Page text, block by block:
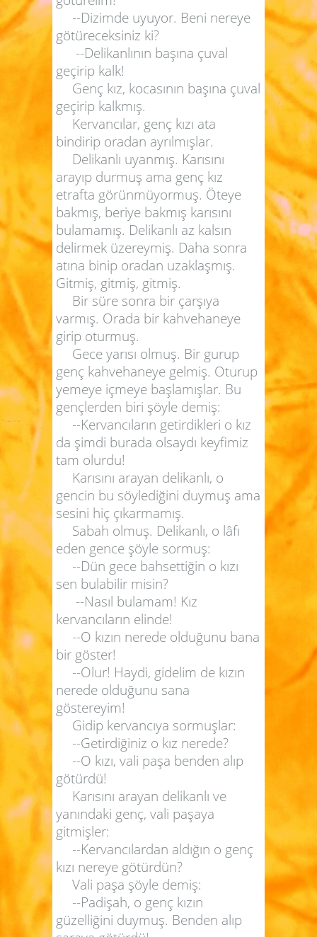
--Dizimde uyuyor. Beni nereye
götüreceksiniz ki?
--Delikanlının başına çuval
geçirip kalk!
Genç kız, kocasının başına çuval
geçirip kalkmış.
Kervancılar, genç kızı ata
bindirip oradan ayrılmışlar.
Delikanlı uyanmış. Karısını
arayıp durmuş ama genç kız
etrafta görünmüyormuş. Öteye
bakmış, beriye bakmış karısını
bulamamış. Delikanlı az kalsın
delirmek üzereymiş. Daha sonra
atına binip oradan uzaklaşmış.
Gitmiş, gitmiş, gitmiş.
Bir süre sonra bir çarşıya
varmış. Orada bir kahvehaneye
girip oturmuş.
Gece yarısı olmuş. Bir gurup
genç kahvehaneye gelmiş. Oturup
yemeye içmeye başlamışlar. Bu
gençlerden biri şöyle demiş:
--Kervancıların getirdikleri o kız
da şimdi burada olsaydı keyfimiz
tam olurdu!
Karısını arayan delikanlı, o
gencin bu söylediğini duymuş ama
sesini hiç çıkarmamış.
Sabah olmuş. Delikanlı, o lâfı
eden gence şöyle sormuş:
--Dün gece bahsettiğin o kızı
sen bulabilir misin?
--Nasıl bulamam! Kız
kervancıların elinde!
--O kızın nerede olduğunu bana
bir göster!
--Olur! Haydi, gidelim de kızın
nerede olduğunu sana
göstereyim!
Gidip kervancıya sormuşlar:
--Getirdiğiniz o kız nerede?
--O kızı, vali paşa benden alıp
götürdü!
Karısını arayan delikanlı ve
yanındaki genç, vali paşaya
gitmişler:
--Kervancılardan aldığın o genç
kızı nereye götürdün?
Vali paşa şöyle demiş:
--Padişah, o genç kızın
güzelliğini duymuş. Benden alıp